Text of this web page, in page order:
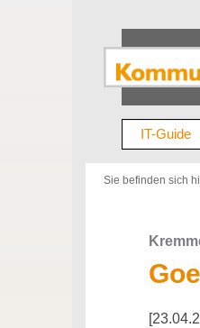
IT-Guide
Sie befinden sich